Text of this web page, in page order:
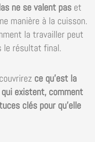
ne se valent pas et
manière à la cuisson.
la travailler peut
le résultat final.
ce qu’est la
existent, comment
clés pour qu’elle